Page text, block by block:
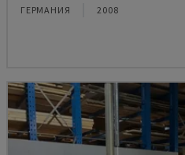
ГЕРМАНИЯ 2008